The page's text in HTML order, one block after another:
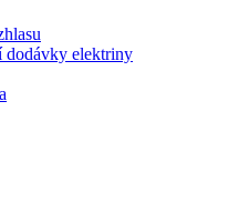
dodávky elektriny